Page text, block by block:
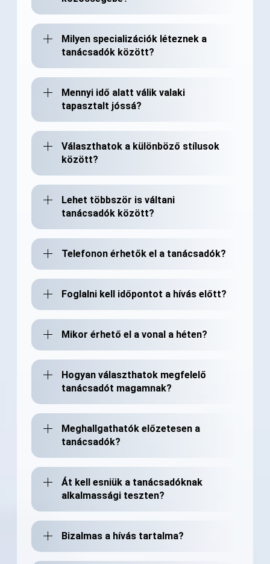
Milyen specializációk léteznek a
tanácsadók között?
Mennyi idő alatt válik valaki
tapasztalt jóssá?
Választhatok a különböző stílusok
között?
Lehet többször is váltani
tanácsadók között?
Telefonon érhetők el a tanácsadók?
Foglalni kell időpontot a hívás előtt?
Mikor érhető el a vonal a héten?
Hogyan választhatok megfelelő
tanácsadót magamnak?
Meghallgathatók előzetesen a
tanácsadók?
Át kell esniük a tanácsadóknak
alkalmassági teszten?
Bizalmas a hívás tartalma?